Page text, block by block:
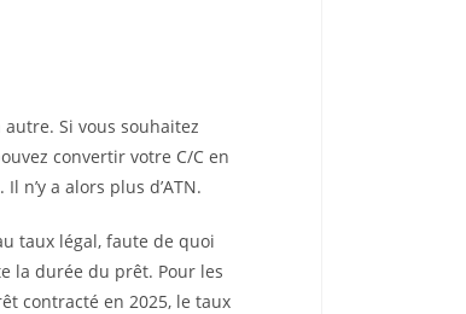
Si vous souhaitez
convertir votre C/C en
n’y a alors plus d’ATN.
taux légal, faute de quoi
la durée du prêt. Pour les
contracté en 2025, le taux